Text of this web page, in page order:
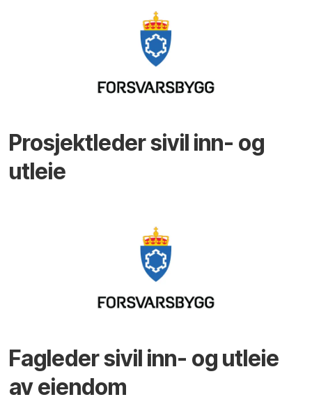
Prosjektleder sivil inn- og
utleie
Fagleder sivil inn- og utleie
av eiendom